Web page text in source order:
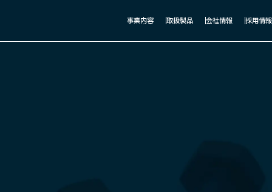
事業内容 取扱製品 会社情報 採用情報